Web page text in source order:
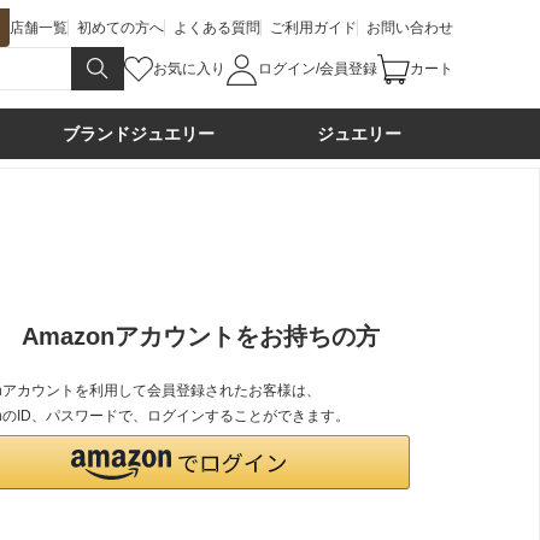
店舗一覧 初めての方へ よくある質問 ご利用ガイド お問い合わせ
お気に入り ログイン/会員登録 カート
ブランドジュエリー ジュエリー
Amazonアカウントをお持ちの方
カウントを利用して会員登録されたお客様は、
ID、パスワードで、ログインすることができます。